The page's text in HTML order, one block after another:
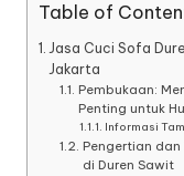
Table of
Jasa Cuci Sofa
Jakarta
Pembukaan:
Penting untuk
Informasi
Pengertian
di Duren Sawit